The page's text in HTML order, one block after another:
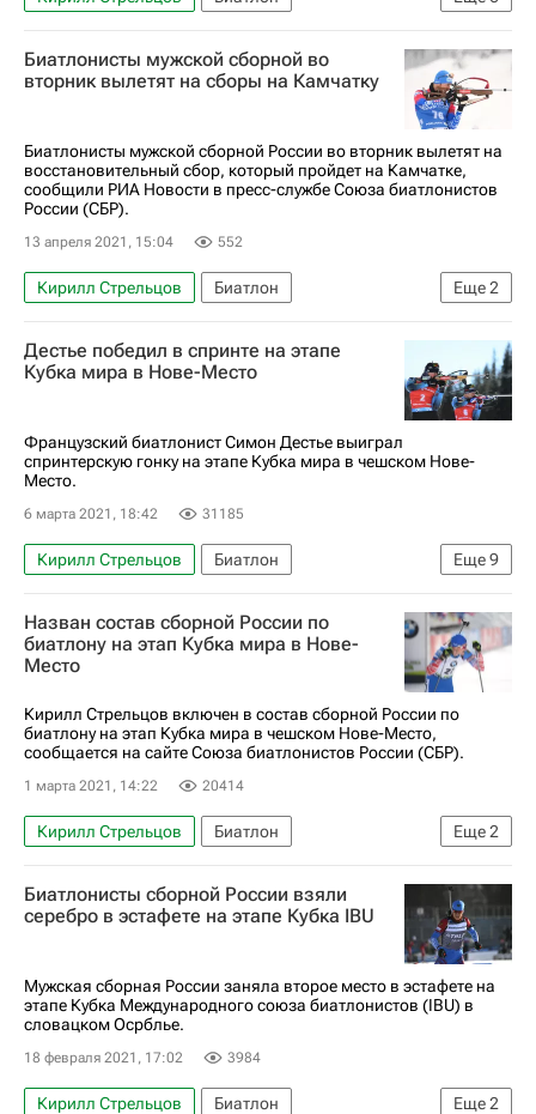
Сборная России по биатлону
Женская сборная России по биатлону
Союз биатлонистов России (СБР)
Семён Сучилов
Ульяна Нигматуллина (Кайшева)
Биатлонисты мужской сборной во
вторник вылетят на сборы на Камчатку
Биатлонисты мужской сборной России во вторник вылетят на
восстановительный сбор, который пройдет на Камчатке,
сообщили РИА Новости в пресс-службе Союза биатлонистов
России (СБР).
13 апреля 2021, 15:04 552
Еще2
Кирилл Стрельцов
Биатлон
Союз биатлонистов России (СБР)
Юрий Каминский
Дестье победил в спринте на этапе
Кубка мира в Нове-Место
Французский биатлонист Симон Дестье выиграл
спринтерскую гонку на этапе Кубка мира в чешском Нове-
Место.
6 марта 2021, 18:42 31185
Еще9
Кирилл Стрельцов
Биатлон
Арнд Пайффер
Себастьян Самуэльссон
Симон Дестье
Евгений Гараничев
Эдуард Латыпов
Матвей Елисеев
Александр Логинов (биатлонист)
Карим Халили
Назван состав сборной России по
биатлону на этап Кубка мира в Нове-
Место
Кирилл Стрельцов включен в состав сборной России по
биатлону на этап Кубка мира в чешском Нове-Место,
сообщается на сайте Союза биатлонистов России (СБР).
1 марта 2021, 14:22 20414
Еще2
Кирилл Стрельцов
Биатлон
Сборная России по биатлону
Кубок мира по биатлону
Биатлонисты сборной России взяли
серебро в эстафете на этапе Кубка IBU
Мужская сборная России заняла второе место в эстафете на
этапе Кубка Международного союза биатлонистов (IBU) в
словацком Осрблье.
18 февраля 2021, 17:02 3984
Еще2
Кирилл Стрельцов
Биатлон